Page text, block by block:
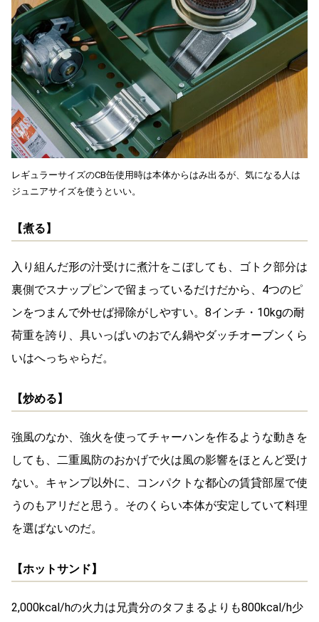
レギュラーサイズのCB缶使用時は本体からはみ出るが、気になる人は
ジュニアサイズを使うといい。
【煮る】
入り組んだ形の汁受けに煮汁をこぼしても、ゴトク部分は
裏側でスナップピンで留まっているだけだから、4つのピ
ンをつまんで外せば掃除がしやすい。8インチ・10kgの耐
荷重を誇り、具いっぱいのおでん鍋やダッチオーブンくら
いはへっちゃらだ。
【炒める】
強風のなか、強火を使ってチャーハンを作るような動きを
しても、二重風防のおかげで火は風の影響をほとんど受け
ない。キャンプ以外に、コンパクトな都心の賃貸部屋で使
うのもアリだと思う。そのくらい本体が安定していて料理
を選ばないのだ。
【ホットサンド】
2,000kcal/hの火力は兄貴分のタフまるよりも800kcal/h少